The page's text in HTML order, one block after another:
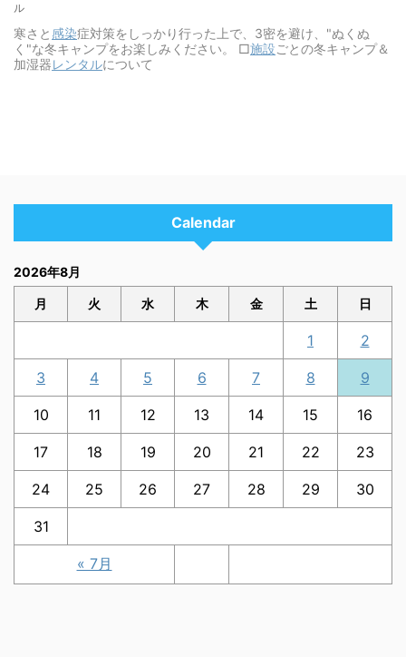
ル
寒さと 感染症対策をしっかり行った上で、3密を避け、"ぬくぬ
く"な冬キャンプをお楽しみください。 □施設ごとの冬キャンプ＆
加湿器レンタルについて
Calendar
2026年8月
月 火 水 木 金 土 日
« 7月
1 2
3 4 5 6 7 8 9
10 11 12 13 14 15 16
17 18 19 20 21 22 23
24 25 26 27 28 29 30
31